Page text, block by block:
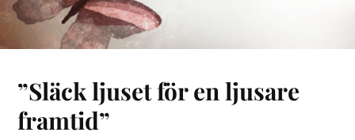
”Släck ljuset för en ljusare
framtid”